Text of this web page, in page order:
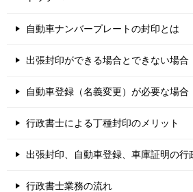
自動車ナンバープレートの封印とは
出張封印ができる場合とできない場合
自動車登録（名義変更）が必要な場合
行政書士による丁種封印のメリット
出張封印、自動車登録、車庫証明の行
行政書士業務の流れ